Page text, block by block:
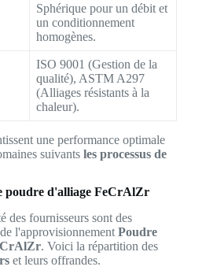
Sphérique pour un débit et
un conditionnement
homogènes.
ISO 9001 (Gestion de la
qualité), ASTM A297
(Alliages résistants à la
chaleur).
une performance optimale
suivants les processus de
poudre d'alliage FeCrAlZr
fournisseurs sont des
l'approvisionnement Poudre
. Voici la répartition des
et leurs offrandes.